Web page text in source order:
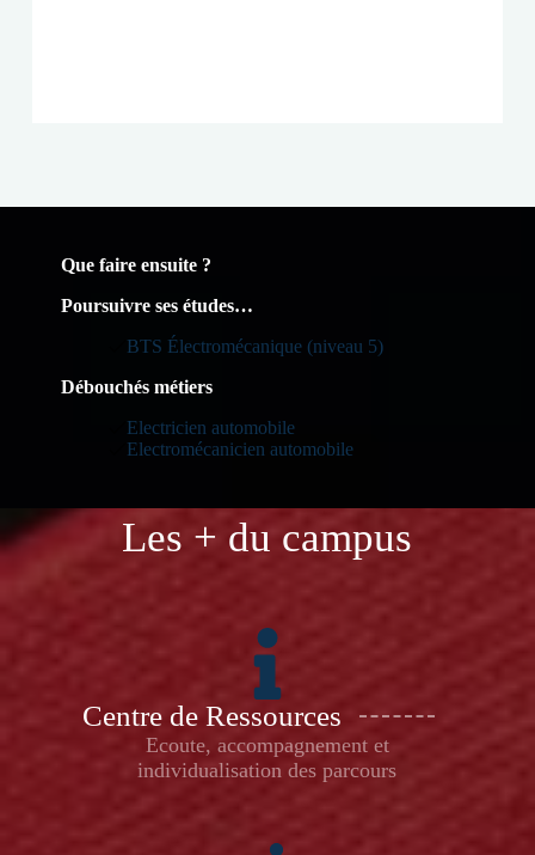
Que faire ensuite ?
Poursuivre ses études…
BTS Électromécanique (niveau 5)
Débouchés métiers
Electricien automobile
Electromécanicien automobile
Les + du campus
Centre de Ressources
Ecoute, accompagnement et
individualisation des parcours